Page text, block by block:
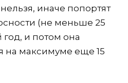
иначе попортят
(не меньше 25
год, и потом она
на максимуме еще 15